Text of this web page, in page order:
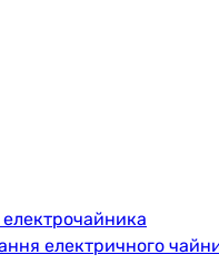
електричного